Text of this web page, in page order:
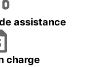
assistance
charge